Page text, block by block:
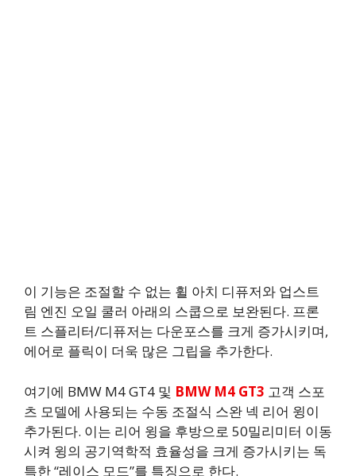
이 기능은 조절할 수 없는 휠 아치 디퓨저와 업스트
림 엔진 오일 쿨러 아래의 스쿱으로 보완된다. 프론
트 스플리터/디퓨저는 다운포스를 크게 증가시키며,
에어로 플릭이 더욱 많은 그립을 추가한다.
여기에 BMW M4 GT4 및 BMW M4 GT3 고객 스포
츠 모델에 사용되는 수동 조절식 스완 넥 리어 윙이
추가된다. 이는 리어 윙을 후방으로 50밀리미터 이동
시켜 윙의 공기역학적 효율성을 크게 증가시키는 독
특한 “레이스 모드”를 특징으로 한다.